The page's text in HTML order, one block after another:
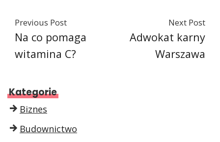
Previous Post
Na co pomaga
witamina C?
Next Post
Adwokat karny
Warszawa
Kategorie
Biznes
Budownictwo